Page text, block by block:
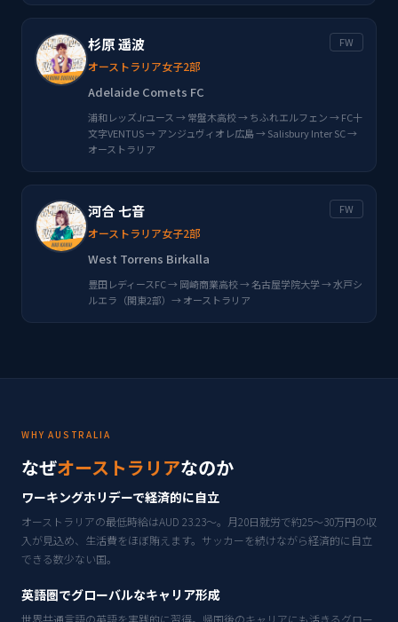
杉原 遥波
オーストラリア女子2部
FW
Adelaide Comets FC
浦和レッズJrユース → 常盤木高校 → ちふれエルフェン → FC十
文字VENTUS → アンジュヴィオレ広島 → Salisbury Inter SC →
オーストラリア
河合 七音
オーストラリア女子2部
FW
West Torrens Birkalla
豊田レディースFC → 岡崎商業高校 → 名古屋学院大学 → 水戸シ
ルエラ（関東2部）→ オーストラリア
WHY AUSTRALIA
なぜオーストラリアなのか
ワーキングホリデーで経済的に自立
オーストラリアの最低時給はAUD 23.23〜。月20日就労で約25〜30万円の収
入が見込め、生活費をほぼ賄えます。サッカーを続けながら経済的に自立
できる数少ない国。
英語圏でグローバルなキャリア形成
世界共通言語の英語を実践的に習得。帰国後のキャリアにも活きるグロー